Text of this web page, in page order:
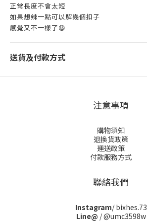
正常長度不會太短
如果想辣一點可以解幾個扣子
感覺又不一樣了😆
送貨及付款方式
注意事項
購物須知
退換貨政策
運送政策
付款服務方式
聯絡我們
Instagram/ bixhes.73
Line@ / @umc3598w